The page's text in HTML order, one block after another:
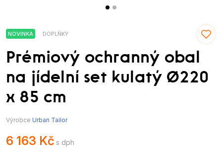
NOVINKA DOPLŇKY
Prémiový ochranný obal
na jídelní set kulatý Ø220
x 85 cm
Výrobce Urban Tailor
6 163 Kč s dph